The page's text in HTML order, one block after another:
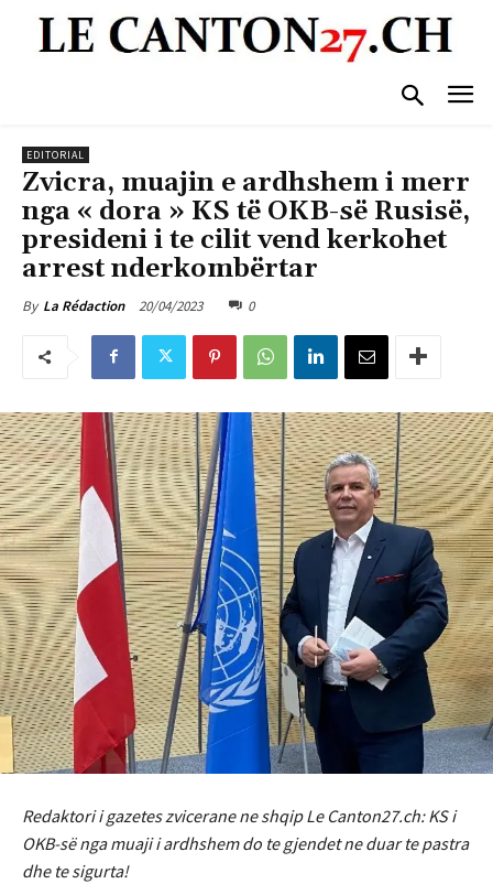
EDITORIAL
Zvicra, muajin e ardhshem i merr
nga « dora » KS të OKB-së Rusisë,
presideni i te cilit vend kerkohet
arrest nderkombërtar
By La Rédaction 20/04/2023 0
Redaktori i gazetes zvicerane ne shqip Le Canton27.ch: KS i
OKB-së nga muaji i ardhshem do te gjendet ne duar te pastra
dhe te sigurta!